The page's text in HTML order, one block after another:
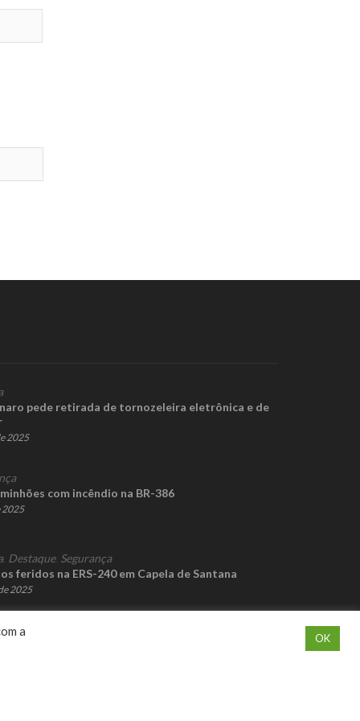
pede retirada de tornozeleira eletrônica e de
2025
com incêndio na BR-386
2025
, Destaque, Segurança
feridos na ERS-240 em Capela de Santana
2025
a
OK